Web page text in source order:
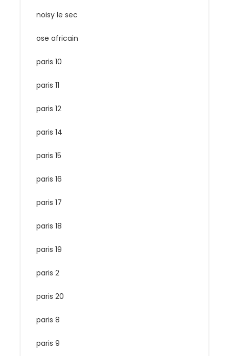
noisy le sec
ose africain
paris 10
paris 11
paris 12
paris 14
paris 15
paris 16
paris 17
paris 18
paris 19
paris 2
paris 20
paris 8
paris 9